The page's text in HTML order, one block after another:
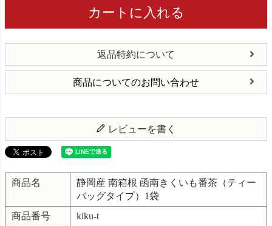
カートに入れる
返品特約について
商品についてのお問い合わせ
レビューを書く
商品名
静岡産 南箱根 函南きくいも番茶（ティー
バッグタイプ）1袋
商品番号
kiku-t